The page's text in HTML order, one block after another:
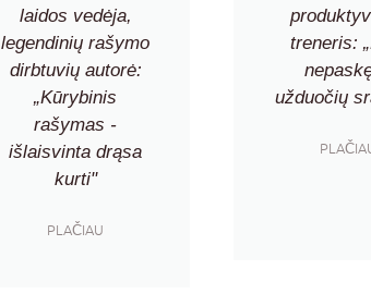
laidos vedėja,
legendinių rašymo
dirbtuvių autorė:
„Kūrybinis
rašymas -
išlaisvinta drąsa
kurti"
PLAČIAU
treneris:
užduočių